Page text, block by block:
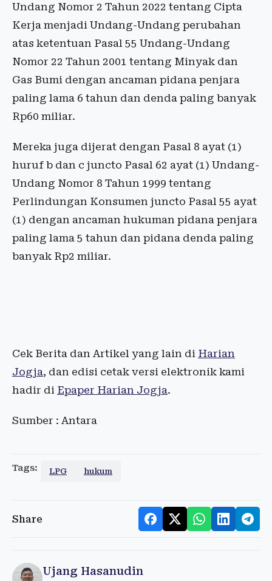
Undang Nomor 2 Tahun 2022 tentang Cipta
Kerja menjadi Undang-Undang perubahan
atas ketentuan Pasal 55 Undang-Undang
Nomor 22 Tahun 2001 tentang Minyak dan
Gas Bumi dengan ancaman pidana penjara
paling lama 6 tahun dan denda paling banyak
Rp60 miliar.
Mereka juga dijerat dengan Pasal 8 ayat (1)
huruf b dan c juncto Pasal 62 ayat (1) Undang-
Undang Nomor 8 Tahun 1999 tentang
Perlindungan Konsumen juncto Pasal 55 ayat
(1) dengan ancaman hukuman pidana penjara
paling lama 5 tahun dan pidana denda paling
banyak Rp2 miliar.
Cek Berita dan Artikel yang lain di Harian
Jogja, dan edisi cetak versi elektronik kami
hadir di Epaper Harian Jogja.
Sumber : Antara
Tags: LPG hukum
Share
Ujang Hasanudin